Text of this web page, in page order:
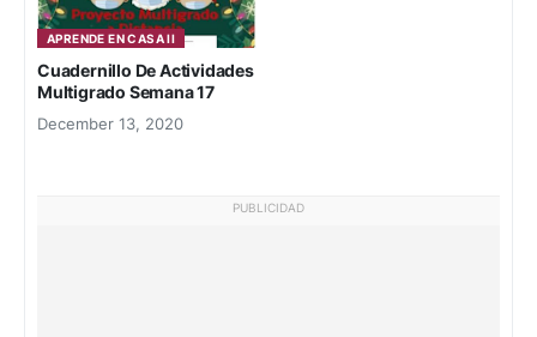
APRENDE EN CASA II
Cuadernillo De Actividades
Multigrado Semana 17
December 13, 2020
PUBLICIDAD